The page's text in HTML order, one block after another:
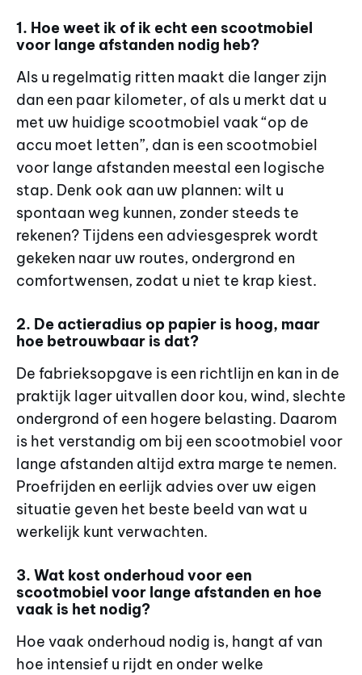
1. Hoe weet ik of ik echt een scootmobiel
voor lange afstanden nodig heb?
Als u regelmatig ritten maakt die langer zijn
dan een paar kilometer, of als u merkt dat u
met uw huidige scootmobiel vaak “op de
accu moet letten”, dan is een scootmobiel
voor lange afstanden meestal een logische
stap. Denk ook aan uw plannen: wilt u
spontaan weg kunnen, zonder steeds te
rekenen? Tijdens een adviesgesprek wordt
gekeken naar uw routes, ondergrond en
comfortwensen, zodat u niet te krap kiest.
2. De actieradius op papier is hoog, maar
hoe betrouwbaar is dat?
De fabrieksopgave is een richtlijn en kan in de
praktijk lager uitvallen door kou, wind, slechte
ondergrond of een hogere belasting. Daarom
is het verstandig om bij een scootmobiel voor
lange afstanden altijd extra marge te nemen.
Proefrijden en eerlijk advies over uw eigen
situatie geven het beste beeld van wat u
werkelijk kunt verwachten.
3. Wat kost onderhoud voor een
scootmobiel voor lange afstanden en hoe
vaak is het nodig?
Hoe vaak onderhoud nodig is, hangt af van
hoe intensief u rijdt en onder welke